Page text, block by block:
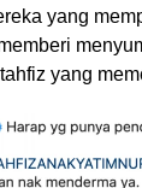
yang
yang